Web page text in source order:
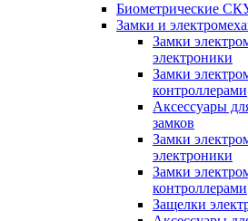
Биометрические
Замки и
Замки
электроники
Замки
контроллерами
Аксессуары
замков
Замки
электроники
Замки
контроллерами
Защелки